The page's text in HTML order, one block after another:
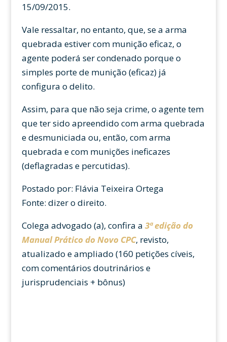
15/09/2015.
Vale ressaltar, no entanto, que, se a arma
quebrada estiver com munição eficaz, o
agente poderá ser condenado porque o
simples porte de munição (eficaz) já
configura o delito.
Assim, para que não seja crime, o agente tem
que ter sido apreendido com arma quebrada
e desmuniciada ou, então, com arma
quebrada e com munições ineficazes
(deflagradas e percutidas).
Postado por: Flávia Teixeira Ortega
Fonte: dizer o direito.
Colega advogado (a), confira a 3ªediçãodo
Manual Prático doNovo CPC, revisto,
atualizado e ampliado (160 petições cíveis,
com comentários doutrinários e
jurisprudenciais + bônus)